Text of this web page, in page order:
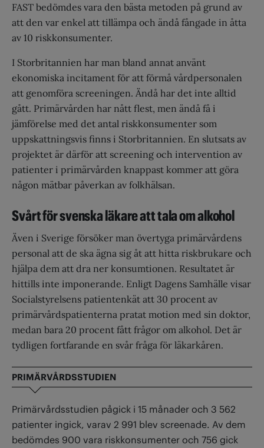
FAST bedömdes vara den bästa metoden på grund av
att den var enkel att tillämpa och ändå fångade in åtta
av 10 riskkonsumenter.
I Storbritannien har man bland annat använt
ekonomiska incitament för att förmå vårdpersonalen
att genomföra screeningen. Ändå har det inte alltid
gått. Primärvården har nått flest, men ändå få i
jämförelse med det antal riskkonsumenter som
uppskattningsvis finns i Storbritannien. En slutsats av
projektet är därför att screening och intervention av
patienter i primärvården knappast kommer att göra
någon mätbar påverkan av folkhälsan.
Svårt för svenska läkare att tala om alkohol
Även i Sverige försöker man övertyga primärvårdens
personal att de ska ägna sig åt att hitta riskbrukare och
hjälpa dem att dra ner konsumtionen. Resultatet är
hittills inte imponerande. Enligt Dagens Samhälle visar
Socialstyrelsens patientenkät att 30 procent av
primärvårdspatienterna pratat motion med sin doktor,
medan bara 20 procent fått frågor om alkohol. Det är
tydligen fortfarande en svår fråga för läkarkåren.
PRIMÄRVÅRDSSTUDIEN
Primärvårdsstudien pågick i 15 månader och 3 562
patienter ingick, varav 2 991 blev screenade. Av dem
bedömdes 900 vara riskkonsumenter och 756 gick